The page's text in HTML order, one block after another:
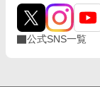
公式SNS一覧